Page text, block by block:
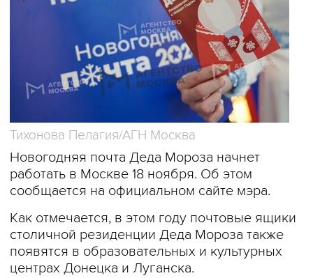
Тихонова Пелагия/АГН Москва
Новогодняя почта Деда Мороза начнет
работать в Москве 18 ноября. Об этом
сообщается на официальном сайте мэра.
Как отмечается, в этом году почтовые ящики
столичной резиденции Деда Мороза также
появятся в образовательных и культурных
центрах Донецка и Луганска.